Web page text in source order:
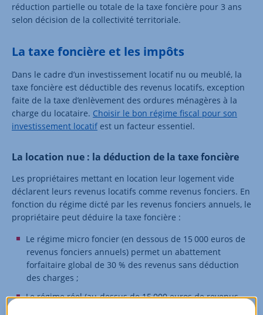
réduction partielle ou totale de la taxe foncière pour 3 ans
selon décision de la collectivité territoriale.
La taxe foncière et les impôts
Dans le cadre d’un investissement locatif nu ou meublé, la
taxe foncière est déductible des revenus locatifs, exception
faite de la taxe d’enlèvement des ordures ménagères à la
charge du locataire. Choisir le bon régime fiscal pour son
investissement locatif est un facteur essentiel.
La location nue : la déduction de la taxe foncière
Les propriétaires mettant en location leur logement vide
déclarent leurs revenus locatifs comme revenus fonciers. En
fonction du régime dicté par les revenus fonciers annuels, le
propriétaire peut déduire la taxe foncière :
Le régime micro foncier (en dessous de 15 000 euros de
revenus fonciers annuels) permet un abattement
forfaitaire global de 30 % des revenus sans déduction
des charges ;
Le régime réel (au-dessus de 15 000 euros de revenus